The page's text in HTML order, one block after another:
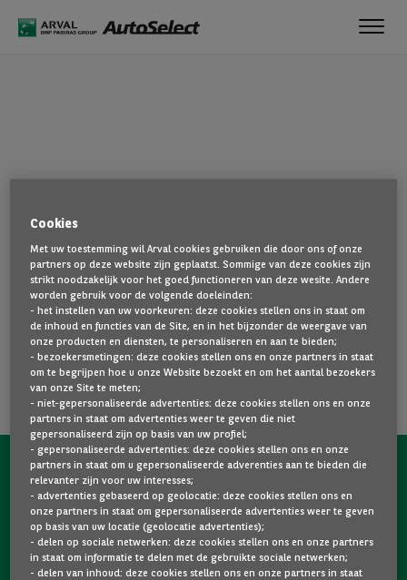
startpagina door hier te klikken.
TERUG NAAR DE STARTPAGINA
TOON AL ONZE VOERTUIGEN
NEEM NU CONTACT OP MET ONS!
Een vraag?
Wij zijn er voor u.
Cookies
Met uw toestemming wil Arval cookies gebruiken die door ons of onze
partners op deze website zijn geplaatst. Sommige van deze cookies zijn
strikt noodzakelijk voor het goed functioneren van deze wesite. Andere
worden gebruik voor de volgende doeleinden:
- het instellen van uw voorkeuren: deze cookies stellen ons in staat om
de inhoud en functies van de Site, en in het bijzonder de weergave van
onze producten en diensten, te personaliseren en aan te bieden;
- bezoekersmetingen: deze cookies stellen ons en onze partners in staat
om te begrijpen hoe u onze Website bezoekt en om het aantal bezoekers
van onze Site te meten;
- niet-gepersonaliseerde advertenties: deze cookies stellen ons en onze
partners in staat om advertenties weer te geven die niet
gepersonaliseerd zijn op basis van uw profiel;
- gepersonaliseerde advertenties: deze cookies stellen ons en onze
partners in staat om u gepersonaliseerde adverenties aan te bieden die
relevanter zijn voor uw interesses;
- advertenties gebaseerd op geolocatie: deze cookies stellen ons en
onze partners in staat om gepersonaliseerde advertenties weer te geven
op basis van uw locatie (geolocatie advertenties);
- delen op sociale netwerken: deze cookies stellen ons en onze partners
in staat om informatie te delen met de gebruikte sociale netwerken;
- delen van inhoud: deze cookies stellen ons en onze partners in staat